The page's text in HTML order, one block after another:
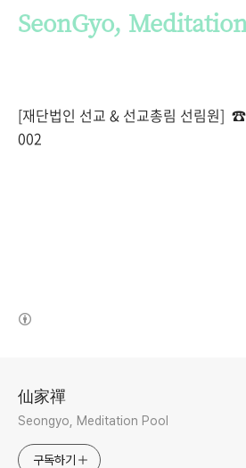
SeonGyo,
[재단법인 선교 & 선교총림 선림원] ☎
002
仙家禪
Seongyo, Meditation Pool
구독하기